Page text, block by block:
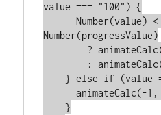
value === "100") {
      Number(value) <
Number(progressValue)
    } else if (value === "") {
      animateCalc(-1, "");
    }